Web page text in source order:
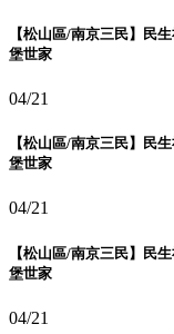
【松山區/南京三民】民
堡世家
04/21
【松山區/南京三民】民
堡世家
04/21
【松山區/南京三民】民
堡世家
04/21